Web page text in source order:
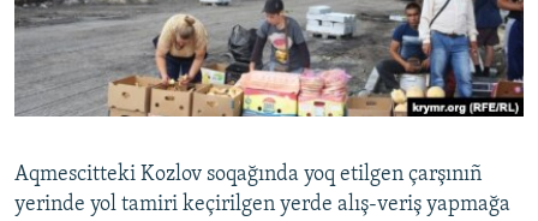
FİKİR
Русский
Українською
QOŞULIÑIZ!
Aqmescitteki Kozlov soqağında yoq etilgen çarşınıñ
yerinde yol tamiri keçirilgen yerde alış-veriş yapmağa